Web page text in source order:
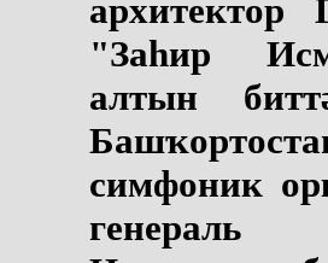
архитектор
"Заһир
алтын
симфоник
генераль